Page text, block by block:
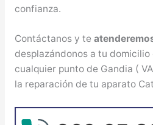
confianza.
Contáctanos y te
desplazándonos a tu domicilio
cualquier punto de Gandia (
la reparación de tu aparato